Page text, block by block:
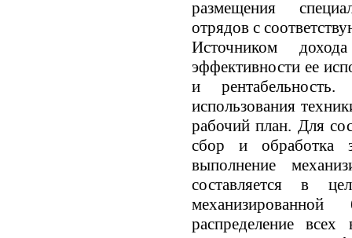
размещения
отрядов с
Источником
эффективности ее
и
использования
рабочий план. Для
сбор и обработка
выполнение
составляется в
распределение